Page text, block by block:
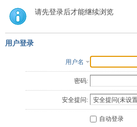
请先登录后才能继续浏览
用户登录
用户名
密码:
安全提问:
自动登录